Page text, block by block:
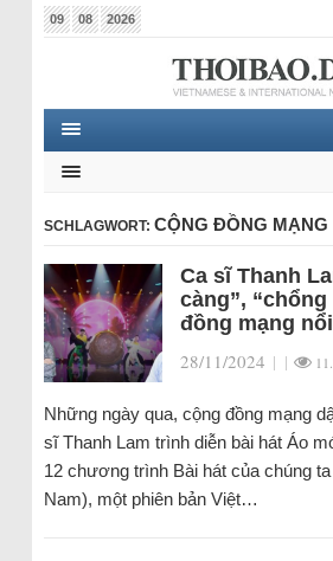
09 08 2026
SCHLAGWORT: CỘNG ĐỒNG MẠNG
Ca sĩ Thanh
càng”,
đồng mạng
28/11/2024 | |
Những ngày qua, cộng đồng mạng
sĩ Thanh Lam trình diễn bài hát Áo
12 chương trình Bài hát của chúng
Nam), một phiên bản Việt…